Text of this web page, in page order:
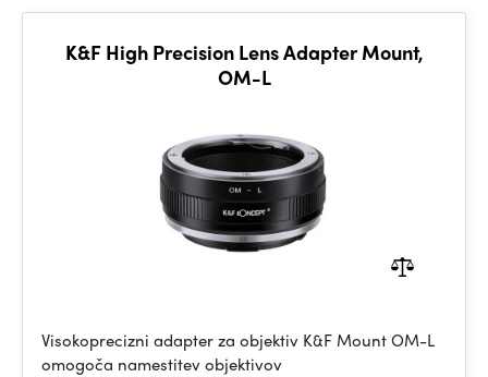
K&F High Precision Lens Adapter Mount,
OM-L
Visokoprecizni adapter za objektiv K&F Mount OM-L
omogoča namestitev objektivov